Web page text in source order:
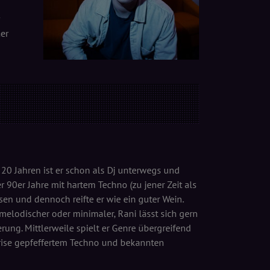
Jahren ist er schon als Dj unterwegs und
Jahre mit hartem Techno (zu jener Zeit als
und dennoch reifte er wie ein guter Wein.
oder minimaler, Rani lässt sich gern
Mittlerweile spielt er Genre übergreifend
gepfeffertem Techno und bekannten